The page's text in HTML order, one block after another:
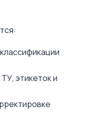
этикеток и